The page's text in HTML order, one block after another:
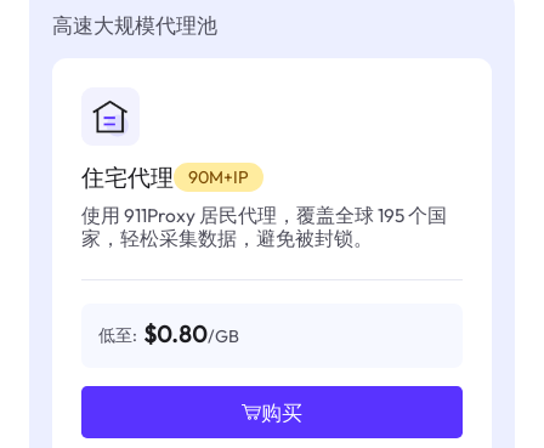
高速大规模代理池
住宅代理 90M+IP
使用 911Proxy 居民代理，覆盖全球 195 个国
家，轻松采集数据，避免被封锁。
低至: $0.80/GB
购买